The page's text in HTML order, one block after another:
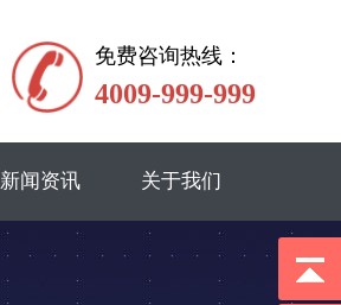
免费咨询热线：
4009-999-999
新闻资讯 关于我们